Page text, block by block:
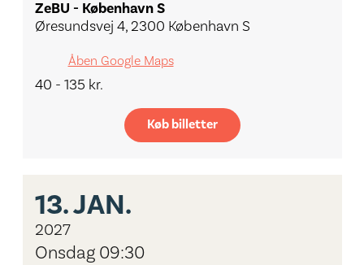
ZeBU - København S
Øresundsvej 4, 2300 København S
Åben Google Maps
40 - 135 kr.
Køb billetter
13.JAN.
2027
Onsdag 09:30